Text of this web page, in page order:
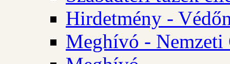
Hirdetmény -
Meghívó - Nemzeti